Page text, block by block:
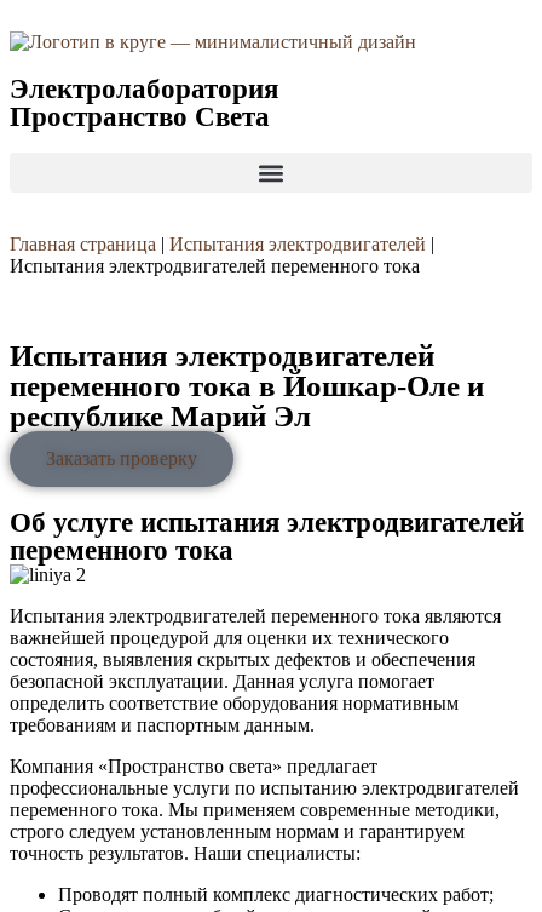
Электролаборатория
Пространство Света
Главная страница | Испытания электродвигателей |
Испытания электродвигателей переменного тока
Испытания электродвигателей
переменного тока в Йошкар-Оле и
республике Марий Эл
Заказать проверку
Об услуге испытания электродвигателей
переменного тока
Испытания электродвигателей переменного тока являются
важнейшей процедурой для оценки их технического
состояния, выявления скрытых дефектов и обеспечения
безопасной эксплуатации. Данная услуга помогает
определить соответствие оборудования нормативным
требованиям и паспортным данным.
Компания «Пространство света» предлагает
профессиональные услуги по испытанию электродвигателей
переменного тока. Мы применяем современные методики,
строго следуем установленным нормам и гарантируем
точность результатов. Наши специалисты:
Проводят полный комплекс диагностических работ;